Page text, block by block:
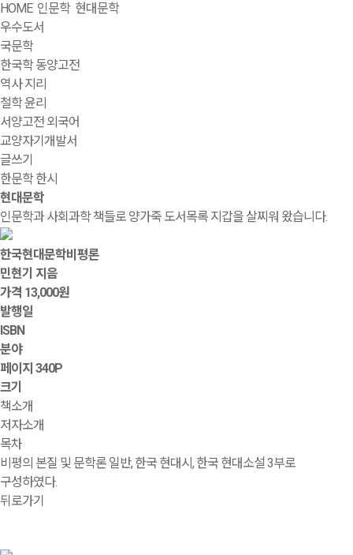
HOME 인문학 현대문학
우수도서
국문학
한국학 동양고전
역사 지리
철학 윤리
서양고전 외국어
교양자기개발서
글쓰기
한문학 한시
현대문학
인문학과 사회과학 책들로 양가죽 도서목록 지갑을 살찌워 왔습니다.
한국현대문학비평론
민현기 지음
가격 13,000원
발행일
ISBN
분야
페이지 340P
크기
책소개
저자소개
목차
비평의 본질 및 문학론 일반, 한국 현대시, 한국 현대소설 3부로
구성하였다.
뒤로가기